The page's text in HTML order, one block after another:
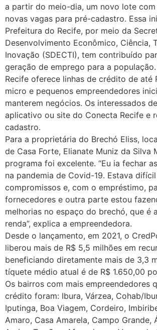
a partir do meio-dia, um novo lote com
novas vagas para pré-cadastro. Essa
Prefeitura do Recife, por meio da
Desenvolvimento Econômico, Ciência,
Inovação (SDECTI), tem contribuído
geração de emprego para a
Recife oferece linhas de crédito de até
micro e pequenos empreendedores
manterem negócios. Os interessados
aplicativo ou site do Conecta Recife e
cadastro.
Para a proprietária do Brechó Eliss,
de Casa Forte, Elianate Muniz da Silva
programa foi excelente. “Eu ia fechar
na pandemia de Covid-19. Estava
compromissos e, com o empréstimo,
fornecedores e outra parte estou
melhorias no espaço do brechó, que é
renda”, explica a empreendedora.
Desde o lançamento, em 2021, o
liberou mais de R$ 5,5 milhões em
beneficiando diretamente mais de 3,3
tíquete médio atual é de R$ 1.650,00
Os bairros com mais empreendedores
crédito foram: Ibura, Várzea, Cohab/
Iputinga, Boa Viagem, Cordeiro,
Amaro, Casa Amarela, Campo Grande,